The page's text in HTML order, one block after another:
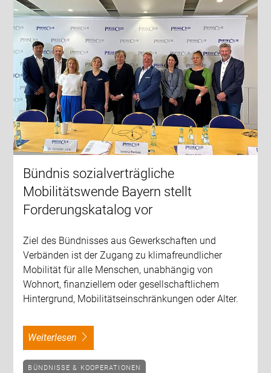
Bündnis sozialverträgliche
Mobilitätswende Bayern stellt
Forderungskatalog vor
Ziel des Bündnisses aus Gewerkschaften und
Verbänden ist der Zugang zu klimafreundlicher
Mobilität für alle Menschen, unabhängig von
Wohnort, finanziellem oder gesellschaftlichem
Hintergrund, Mobilitätseinschränkungen oder Alter.
weiterlesen
BÜNDNISSE & KOOPERATIONEN